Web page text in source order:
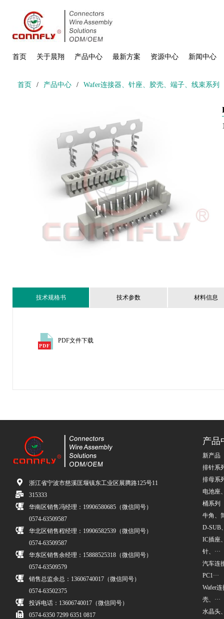
首页 关于晨翔 产品中心 最新方案 资源中心 新闻中心
首页 / 产品中心 / Wafer连接器、针座、胶壳、端子、线束系列
技术规格书 技术参数 材料信息
PDF文件下载
浙江省宁波市慈溪匡堰镇东工业区展腾路125号11
315333
华南区销售冯经理：19906580685（微信同号）
0574-63509587
华北区销售程经理：19906582539（微信同号）
0574-63509587
华东区销售余经理：15888525318（微信同号）
0574-63509579
销售总监余总：13606740017（微信同号）
0574-63502375
投诉电话：13606740017（微信同号）
0574-6350 7299 6351 0817
产品
新产品
排针系
排母系
电池座
桶系列
牛角、
D-SUB
IC插座
针、···
汽车连
PC1···
Wafer
壳、···
水晶头